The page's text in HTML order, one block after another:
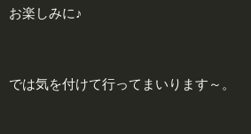
お楽しみに♪
では気を付けて行ってまいります～。